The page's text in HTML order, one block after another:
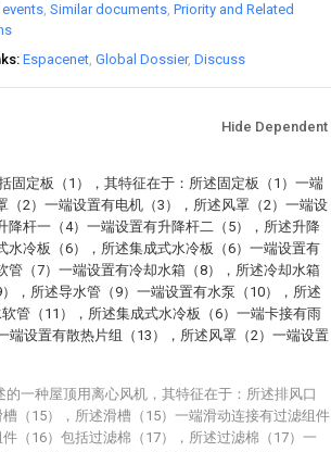
Similar documents Priority and Related
Espacenet Global Dossier Discuss
Hide Dependent
固定板（1），其特征在于：所述固定板（1）一端
（2）一端设置有电机（3），所述风罩（2）一端设
降杆一（4）一端设置有升降杆二（5），所述升降
水冷板（6），所述集成式水冷板（6）一端设置有
管（7）一端设置有冷却水箱（8），所述冷却水箱
），所述导水管（9）一端设置有水泵（10），所述
管（11），所述集成式水冷板（6）一端卡接有雨
端设置有散热片组（13），所述风罩（2）一端设置
的一种屋顶用离心风机，其特征在于：所述排风口
槽（15），所述滑槽（15）一端滑动连接有过滤组件
件（16）包括过滤棉（17），所述过滤棉（17）一